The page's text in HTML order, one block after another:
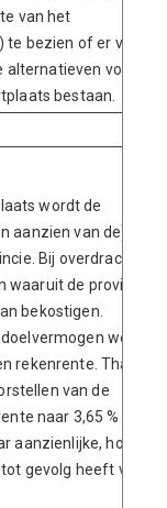
van het
te bezien of er voor de
voor
bestaan.
wordt de
aanzien van de)
Bij overdracht
de provincie
bekostigen.
wordt in
rekenrente. Thans is
van de
naar 3,65 % te
aanzienlijke, hogere
gevolg heeft van ca.